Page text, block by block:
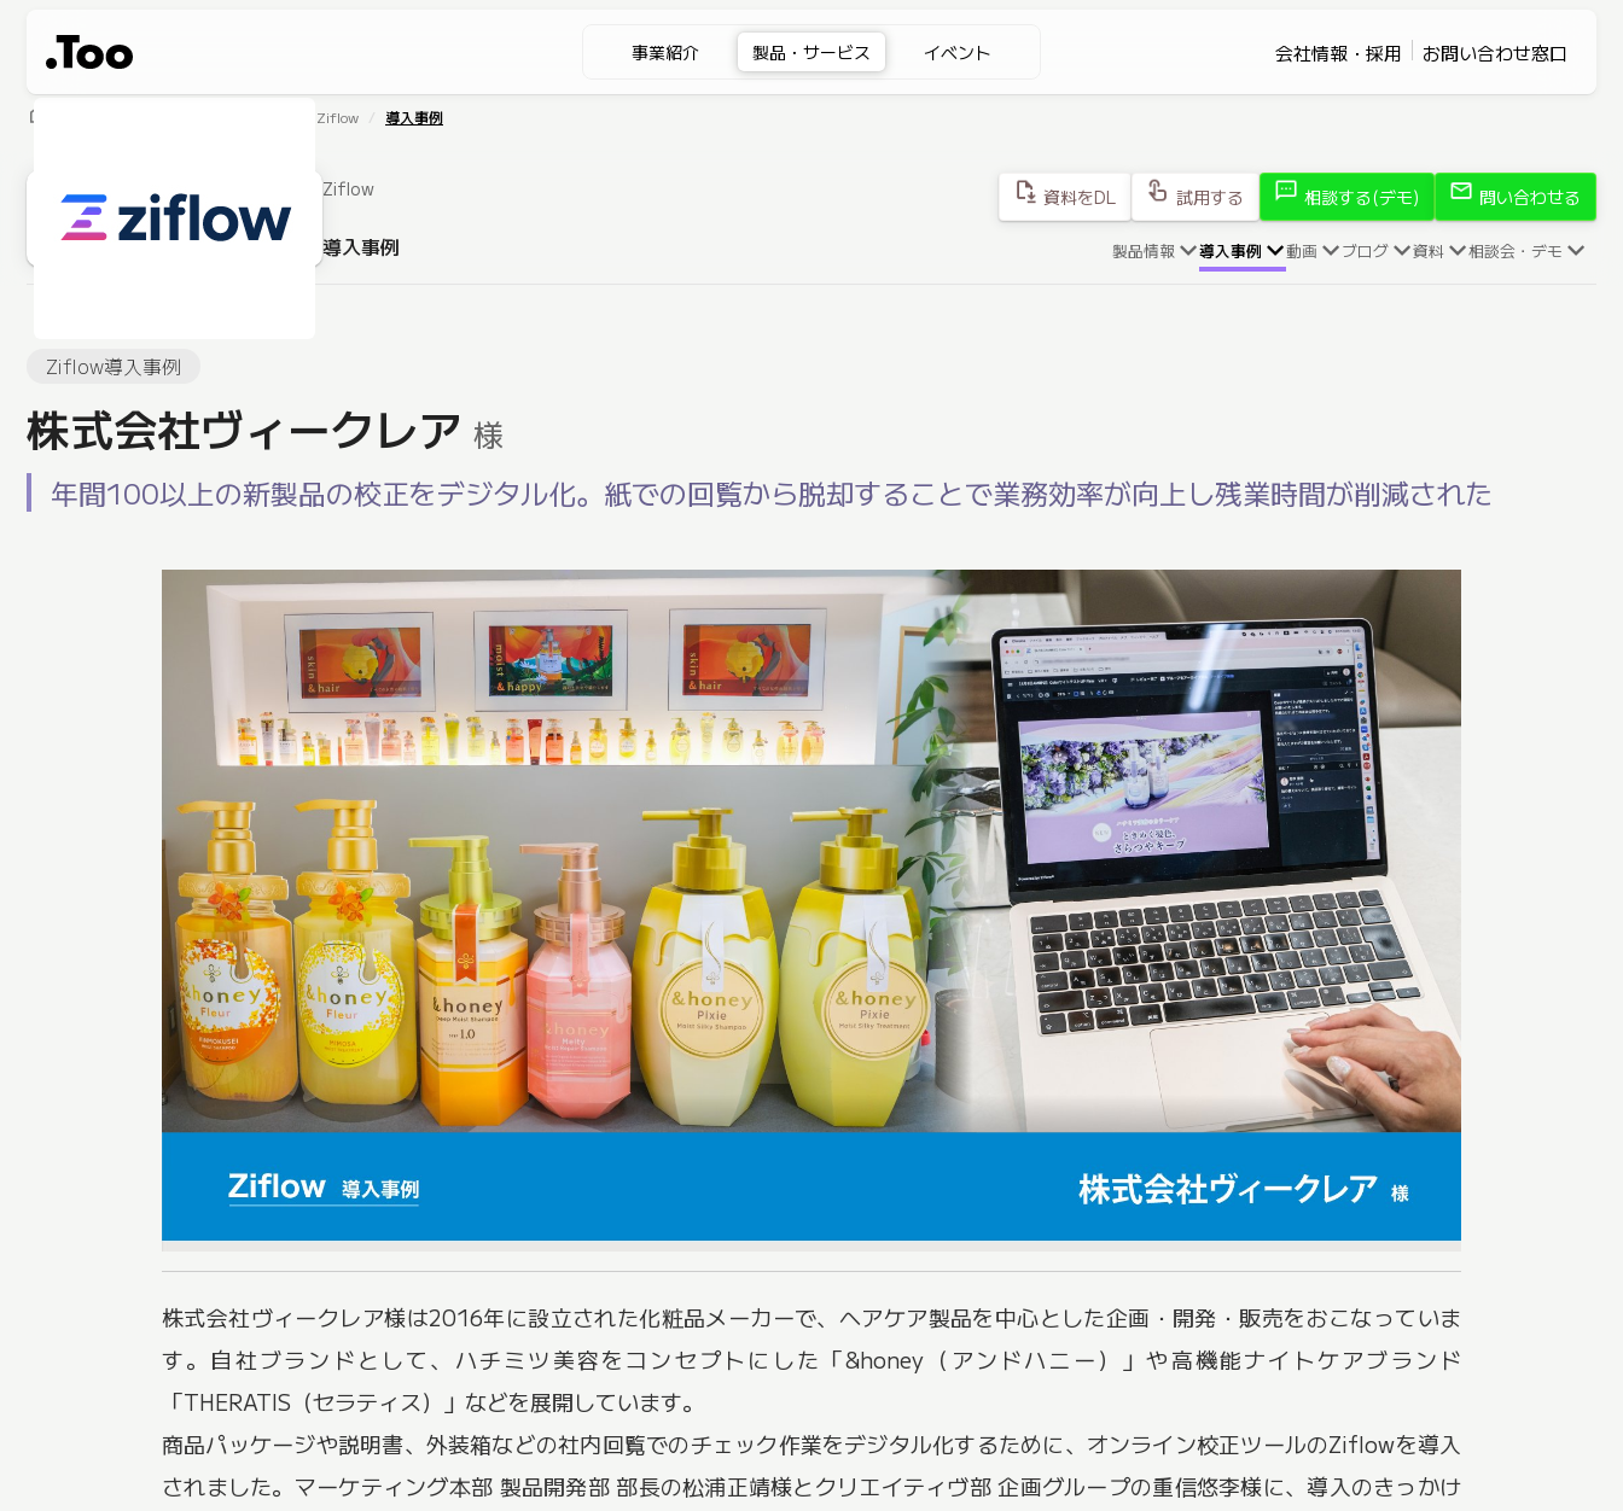
事業紹介 製品・サービス イベント 会社情報・採用 お問い合わせ窓口
home Ziflow 導入事例
Ziflow
導入事例
file_save 資料をDL touch_app 試用する sms 相談する(デモ) mail 問い合わせる
製品情報 導入事例 動画 ブログ 資料 相談会・デモ
Ziflow導入事例
株式会社ヴィークレア 様
年間100以上の新製品の校正をデジタル化。紙での回覧から脱却することで業務効率が向上し残業時間が削減された
株式会社ヴィークレア様は2016年に設立された化粧品メーカーで、ヘアケア製品を中心とした企画・開発・販売をおこなっていま
す。自社ブランドとして、ハチミツ美容をコンセプトにした「&honey（アンドハニー）」や高機能ナイトケアブランド
「THERATIS（セラティス）」などを展開しています。
商品パッケージや説明書、外装箱などの社内回覧でのチェック作業をデジタル化するために、オンライン校正ツールのZiflowを導入
されました。マーケティング本部 製品開発部 部長の松浦正靖様とクリエイティヴ部 企画グループの重信悠李様に、導入のきっかけ